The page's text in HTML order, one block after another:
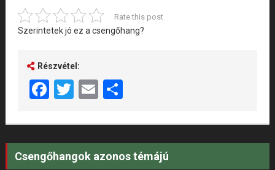
Rate this post
Szerintetek jó ez a csengőhang?
Részvétel:
Facebook
Twitter
EmailShare
Csengőhangok azonos témájú